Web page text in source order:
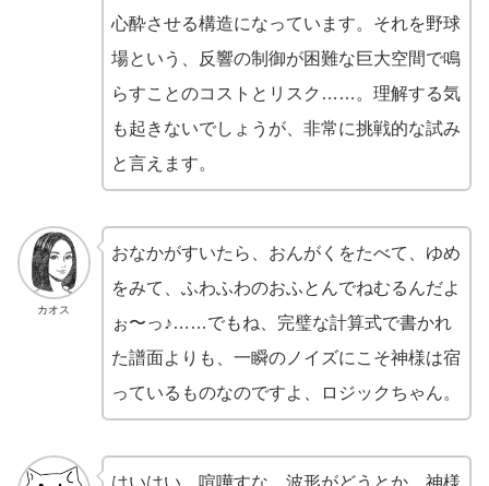
心酔させる構造になっています。それを野球
場という、反響の制御が困難な巨大空間で鳴
らすことのコストとリスク……。理解する気
も起きないでしょうが、非常に挑戦的な試み
と言えます。
カオス
おなかがすいたら、おんがくをたべて、ゆめ
をみて、ふわふわのおふとんでねむるんだよ
ぉ〜っ♪……でもね、完璧な計算式で書かれ
た譜面よりも、一瞬のノイズにこそ神様は宿
っているものなのですよ、ロジックちゃん。